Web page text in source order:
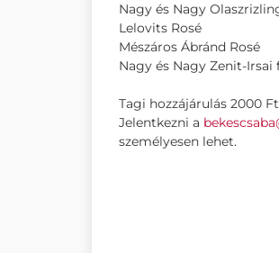
Nagy és Nagy
Lelovits Rosé
Mészáros Ábránd Rosé
Nagy és Nagy Zenit-
Tagi hozzájárulás 2000
Jelentkezni a
személyesen lehet.